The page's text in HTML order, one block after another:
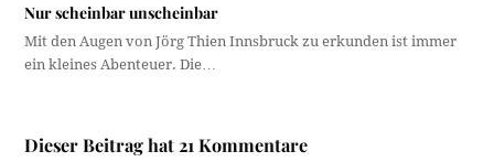
Nur scheinbar unscheinbar
Mit den Augen von Jörg Thien Innsbruck zu erkunden ist immer
ein kleines Abenteuer. Die…
Dieser Beitrag hat 21 Kommentare